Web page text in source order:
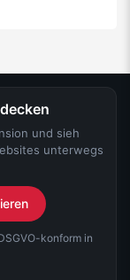
und sieh
unterwegs
konform in